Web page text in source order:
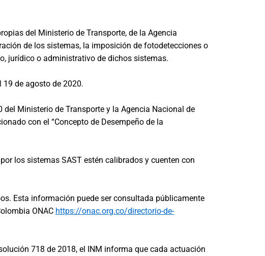
del Ministerio de Transporte, de la Agencia
de los sistemas, la imposición de fotodetecciones o
jurídico o administrativo de dichos sistemas.
19 de agosto de 2020.
Ministerio de Transporte y la Agencia Nacional de
con el “Concepto de Desempeño de la
los sistemas SAST estén calibrados y cuenten con
Esta información puede ser consultada públicamente
ONAC https://onac.org.co/directorio-de-
718 de 2018, el INM informa que cada actuación